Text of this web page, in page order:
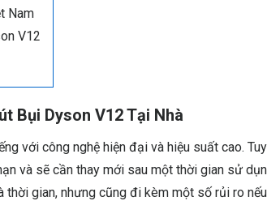
Nam
V12
Bụi Dyson V12 Tại Nhà
với công nghệ hiện đại và hiệu suất cao.
và sẽ cần thay mới sau một thời gian sử
thời gian, nhưng cũng đi kèm một số rủi ro